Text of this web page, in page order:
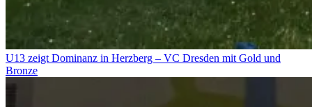
U13 zeigt Dominanz in Herzberg – VC Dresden mit Gold und
Bronze